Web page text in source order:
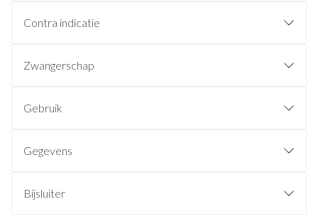
Contra indicatie
Zwangerschap
Gebruik
Gegevens
Bijsluiter